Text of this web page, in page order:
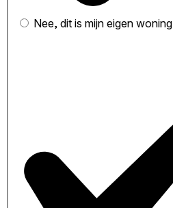
Nee, dit is mijn eigen woning